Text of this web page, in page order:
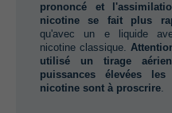
prononcé et
nicotine se fait plus
qu'avec un e liquide
nicotine classique.‭ ‬
utilisé un tirage
puissances élevées
nicotine sont à proscrire.